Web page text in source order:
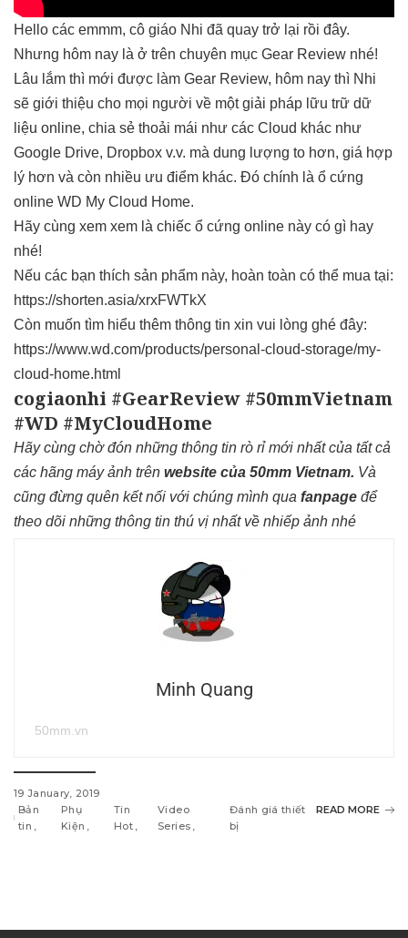
Hello các emmm, cô giáo Nhi đã quay trở lại rồi đây.
Nhưng hôm nay là ở trên chuyên mục Gear Review nhé!
Lâu lắm thì mới được làm Gear Review, hôm nay thì Nhi
sẽ giới thiệu cho mọi người về một giải pháp lữu trữ dữ
liệu online, chia sẻ thoải mái như các Cloud khác như
Google Drive, Dropbox v.v. mà dung lượng to hơn, giá hợp
lý hơn và còn nhiều ưu điểm khác. Đó chính là ổ cứng
online WD My Cloud Home.
Hãy cùng xem xem là chiếc ổ cứng online này có gì hay
nhé!
Nếu các bạn thích sản phẩm này, hoàn toàn có thể mua tại:
https://shorten.asia/xrxFWTkX
Còn muốn tìm hiểu thêm thông tin xin vui lòng ghé đây:
https://www.wd.com/products/personal-cloud-storage/my-
cloud-home.html
cogiaonhi #GearReview #50mmVietnam
#WD #MyCloudHome
Hãy cùng chờ đón những thông tin rò rỉ mới nhất của tất cả
các hãng máy ảnh trên website của 50mm Vietnam. Và
cũng đừng quên kết nối với chúng mình qua fanpage để
theo dõi những thông tin thú vị nhất về nhiếp ảnh nhé
Minh Quang
50mm.vn
19 January, 2019
Bản
tin
Phụ
Kiện
Tin
Hot
Video
Series
Đánh giá thiết
bị
READ MORE
n